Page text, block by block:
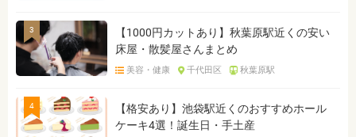
3
【1000円カットあり】秋葉原駅近くの安い
床屋・散髪屋さんまとめ
美容・健康 千代田区 秋葉原駅
4
【格安あり】池袋駅近くのおすすめホール
ケーキ4選！誕生日・手土産